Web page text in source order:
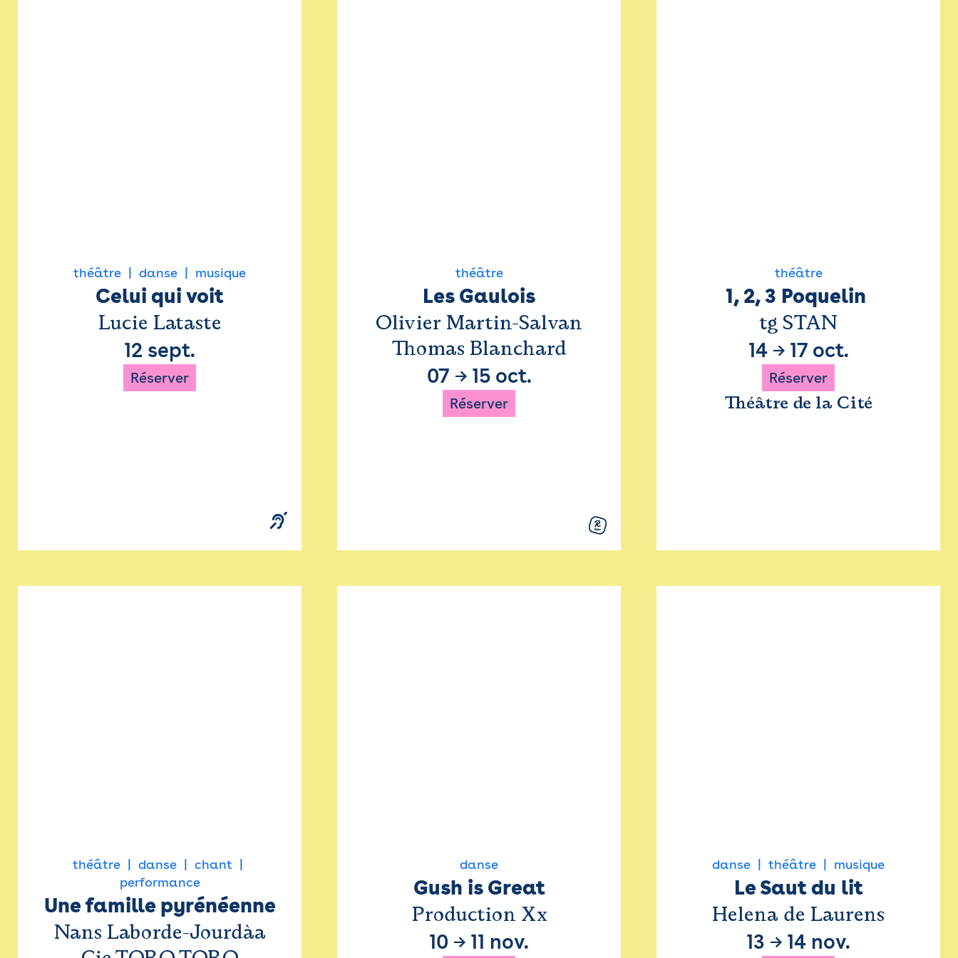
théâtre danse musique
Celui qui voit
Lucie Lataste
12 sept.
Réserver
théâtre
Les Gaulois
Olivier Martin-Salvan
Thomas Blanchard
07 → 15 oct.
Réserver
théâtre
1, 2, 3 Poquelin
tg STAN
14→ 17 oct.
Réserver
Théâtre de la Cité
théâtre danse
chant
performance
Une famille pyrénéenne
Nans Laborde-Jourdàa
danse
Gush is Great
Production Xx
10 → 11 nov.
danse théâtre musique
Le Saut du lit
Helena de Laurens
13 → 14 nov.